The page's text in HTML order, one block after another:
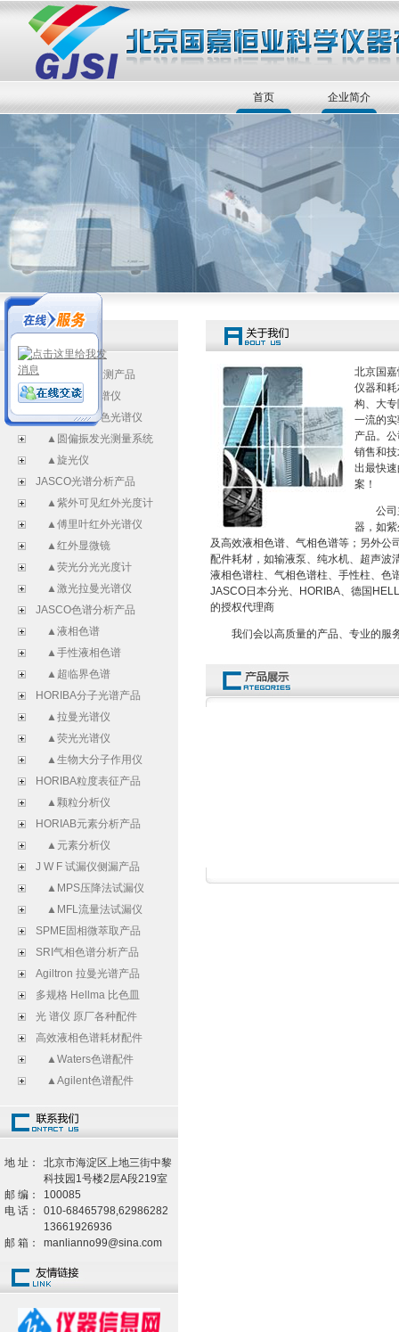
首页 企业简介
JASCO手性检测产品
▲圆二色光谱仪
▲振动圆二色光谱仪
▲圆偏振发光测量系统
▲旋光仪
JASCO光谱分析产品
▲紫外可见红外光度计
▲傅里叶红外光谱仪
▲红外显微镜
▲荧光分光光度计
▲激光拉曼光谱仪
JASCO色谱分析产品
▲液相色谱
▲手性液相色谱
▲超临界色谱
HORIBA分子光谱产品
▲拉曼光谱仪
▲荧光光谱仪
▲生物大分子作用仪
HORIBA粒度表征产品
▲颗粒分析仪
HORIAB元素分析产品
▲元素分析仪
J W F 试漏仪侧漏产品
▲MPS压降法试漏仪
▲MFL流量法试漏仪
SPME固相微萃取产品
SRI气相色谱分析产品
Agiltron 拉曼光谱产品
多规格 Hellma 比色皿
光 谱仪 原厂各种配件
高效液相色谱耗材配件
▲Waters色谱配件
▲Agilent色谱配件
地 址：
北京市海淀区上地三街中黎
科技园1号楼2层A段219室
邮 编：
100085
电 话：
010-68465798,62986282
13661926936
邮 箱：
manlianno99@sina.com
北京国
仪器和
构、大
一流的
产品。
销售和
出最快
案！
公司主
器，如
及高效液相色谱、气相色谱等；另外公
配件耗材，如输液泵、纯水机、超声波
液相色谱柱、气相色谱柱、手性柱、色
JASCO日本分光、HORIBA、德国
的授权代理商
我们会以高质量的产品、专业的服